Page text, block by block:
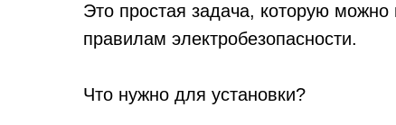
Это простая задача, которую
правилам электробезопасности.
Что нужно для установки?